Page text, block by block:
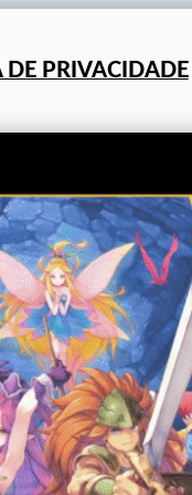
DE PRIVACIDADE